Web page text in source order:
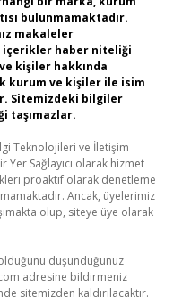
bulunmamaktadır.
makaleler
içerikler haber niteliği
kişiler hakkında
kurum ve kişiler ile isim
Sitemizdeki bilgiler
taşımazlar.
Teknolojileri ve İletişim
Yer Sağlayıcı olarak hizmet
proaktif olarak denetleme
Ancak, üyelerimiz
olup, siteye üye olarak
düşündüğünüz
adresine bildirmeniz
sitemizden kaldırılacaktır.